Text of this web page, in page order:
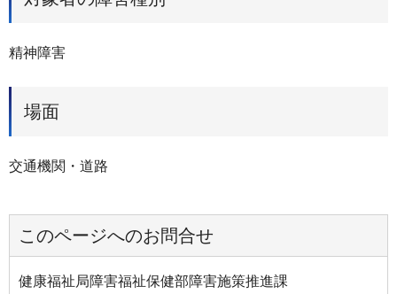
精神障害
場面
交通機関・道路
このページへのお問合せ
健康福祉局障害福祉保健部障害施策推進課